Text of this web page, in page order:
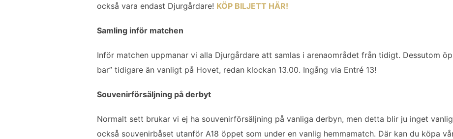
också vara endast Djurgårdare! KÖP BILJETT HÄR!
Samling inför matchen
Inför matchen uppmanar vi alla Djurgårdare att samlas i arenaområdet från tidigt. Dessutom
bar” tidigare än vanligt på Hovet, redan klockan 13.00. Ingång via Entré 13!
Souvenirförsäljning på derbyt
Normalt sett brukar vi ej ha souvenirförsäljning på vanliga derbyn, men detta blir ju inget
också souvenirbåset utanför A18 öppet som under en vanlig hemmamatch. Där kan du köpa